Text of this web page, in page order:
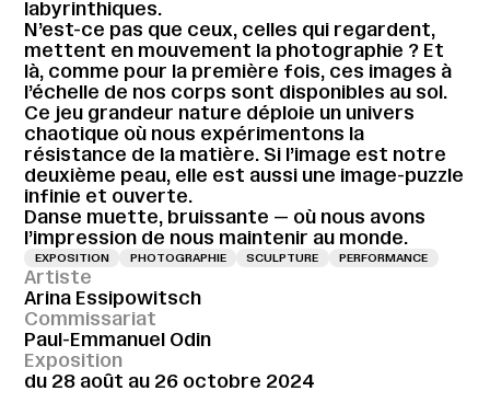
labyrinthiques.
N’est-ce pas que ceux, celles qui regardent,
mettent en mouvement la photographie ? Et
là, comme pour la première fois, ces images à
l’échelle de nos corps sont disponibles au sol.
Ce jeu grandeur nature déploie un univers
chaotique où nous expérimentons la
résistance de la matière. Si l’image est notre
deuxième peau, elle est aussi une image-puzzle
infinie et ouverte.
Danse muette, bruissante — où nous avons
l’impression de nous maintenir au monde.
EXPOSITION PHOTOGRAPHIE SCULPTURE PERFORMANCE
Artiste
Arina Essipowitsch
Commissariat
Paul-Emmanuel Odin
Exposition
du 28 août au 26 octobre 2024